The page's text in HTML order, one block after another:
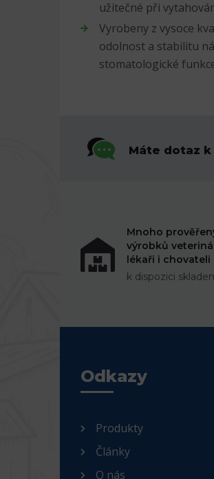
užitečné při
Vyrobeny z vysoce
odolnost a stabilitu
stomatologické
Máte dotaz
Mnoho
výrobků
lékaři i chovateli
k dispozici
Odkazy
Produkty
Články
O nás